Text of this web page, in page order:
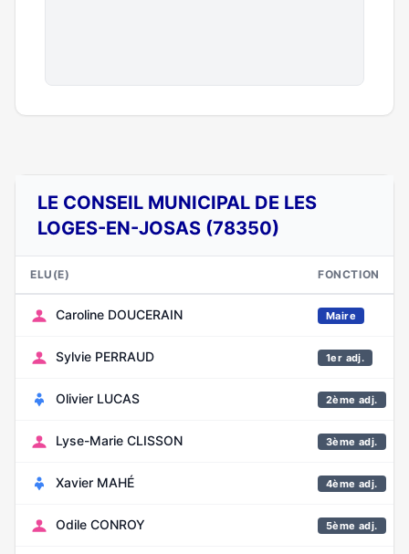
LE CONSEIL MUNICIPAL DE LES
LOGES-EN-JOSAS (78350)
ELU(E) FONCTION
Caroline DOUCERAIN Maire
Sylvie PERRAUD 1er adj.
Olivier LUCAS 2ème adj.
Lyse-Marie CLISSON 3ème adj.
Xavier MAHÉ 4ème adj.
Odile CONROY 5ème adj.